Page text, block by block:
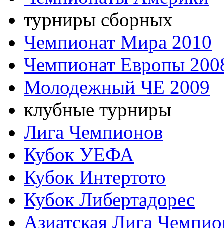
турниры сборных
Чемпионат Мира 2010
Чемпионат Европы
Молодежный ЧЕ 2009
клубные турниры
Лига Чемпионов
Кубок УЕФА
Кубок Интертото
Кубок Либертадорес
Азиатская Лига